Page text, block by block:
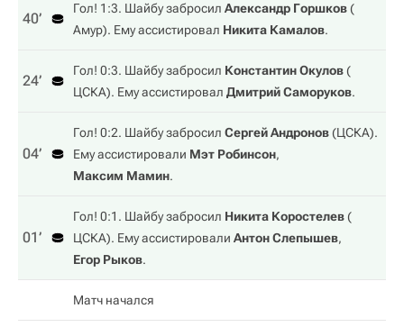
40‎’‎
Гол! 1:3. Шайбу забросил Александр Горшков(
Амур). Ему ассистировал Никита Камалов.
24‎’‎
Гол! 0:3. Шайбу забросил Константин Окулов(
ЦСКА). Ему ассистировал Дмитрий Саморуков.
04‎’‎
Гол! 0:2. Шайбу забросил Сергей Андронов(ЦСКА).
Ему ассистировали Мэт Робинсон,
Максим Мамин.
01‎’‎
Гол! 0:1. Шайбу забросил Никита Коростелев(
ЦСКА). Ему ассистировали Антон Слепышев,
Егор Рыков.
Матч начался